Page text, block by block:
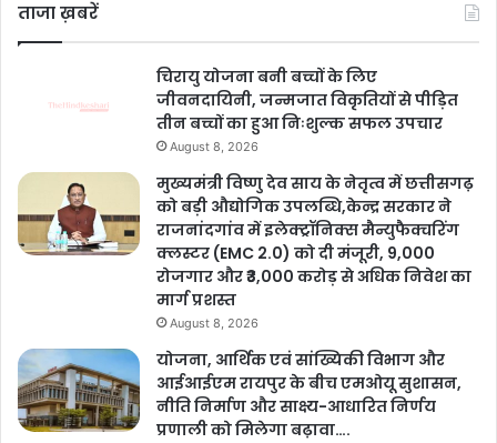
ताजा ख़बरें
चिरायु योजना बनी बच्चों के लिए
जीवनदायिनी, जन्मजात विकृतियों से पीड़ित
तीन बच्चों का हुआ निःशुल्क सफल उपचार
August 8, 2026
मुख्यमंत्री विष्णु देव साय के नेतृत्व में छत्तीसगढ़
को बड़ी औद्योगिक उपलब्धि,केन्द्र सरकार ने
राजनांदगांव में इलेक्ट्रॉनिक्स मैन्युफैक्चरिंग
क्लस्टर (EMC 2.0) को दी मंजूरी, 9,000
रोजगार और ₹3,000 करोड़ से अधिक निवेश का
मार्ग प्रशस्त
August 8, 2026
योजना, आर्थिक एवं सांख्यिकी विभाग और
आईआईएम रायपुर के बीच एमओयू सुशासन,
नीति निर्माण और साक्ष्य-आधारित निर्णय
प्रणाली को मिलेगा बढ़ावा….